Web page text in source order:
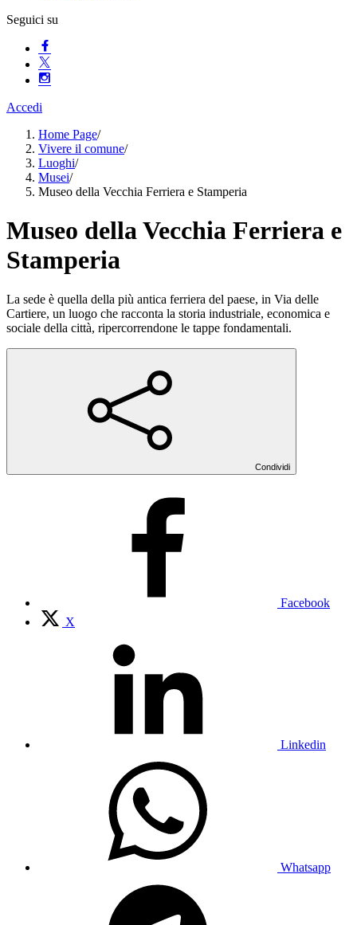
Seguici su
Accedi
Home Page/
Vivere il comune/
Luoghi/
Musei/
Museo della Vecchia Ferriera e Stamperia
Museo della Vecchia Ferriera e
Stamperia
La sede è quella della più antica ferriera del paese, in Via delle
Cartiere, un luogo che racconta la storia industriale, economica e
sociale della città, ripercorrendone le tappe fondamentali.
Condividi
Facebook
X
Linkedin
Whatsapp